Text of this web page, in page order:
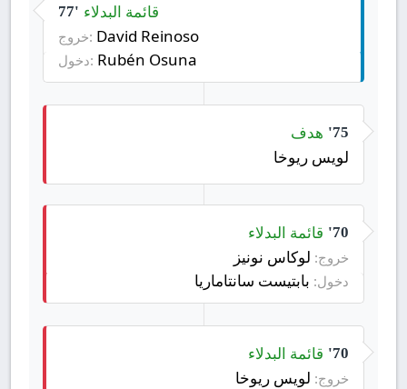
77' قائمة البدلاء
خروج: David Reinoso
دخول: Rubén Osuna
75'
هدف
لويس ريوخا
70' قائمة البدلاء
خروج: لوكاس نونيز
دخول: بابتيست سانتاماريا
70' قائمة البدلاء
خروج: لويس ريوخا